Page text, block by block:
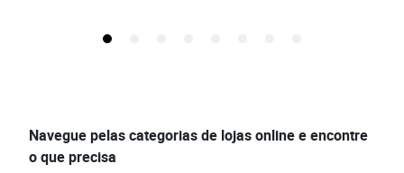
Navegue pelas categorias de lojas online e encontre
o que precisa